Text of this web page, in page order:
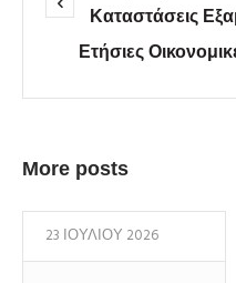
Καταστάσεις
Ετήσιες
More posts
23 ΙΟΥΛΊΟΥ 2026